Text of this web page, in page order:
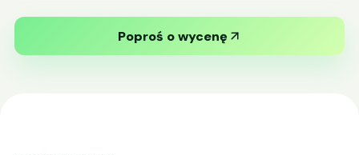
Poproś o wycenę